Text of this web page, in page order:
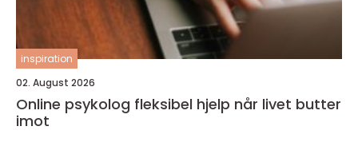
inspiration
02. August 2026
Online psykolog fleksibel hjelp når livet butter
imot